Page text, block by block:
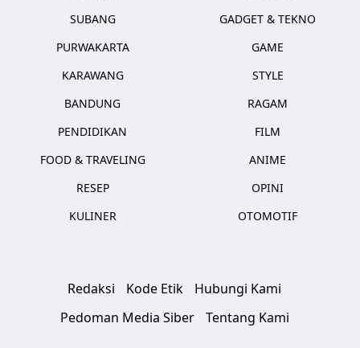
SUBANG
PURWAKARTA
KARAWANG
BANDUNG
PENDIDIKAN
FOOD & TRAVELING
RESEP
KULINER
GADGET & TEKNO
GAME
STYLE
RAGAM
FILM
ANIME
OPINI
OTOMOTIF
Redaksi Kode Etik
Hubungi Kami
Pedoman Media Siber
Tentang Kami